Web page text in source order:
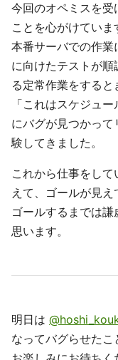
今回のオペミスを受
ことを心がけていま
本番サーバでの作業
に向けたテストが
る定常作業をすると
「これはスケジュ
にバグが見つかっ
験してきました。
これから仕事をし
えて、ゴールが見え
ゴールするまでは
思います。
明日は
なってバグらせたこ